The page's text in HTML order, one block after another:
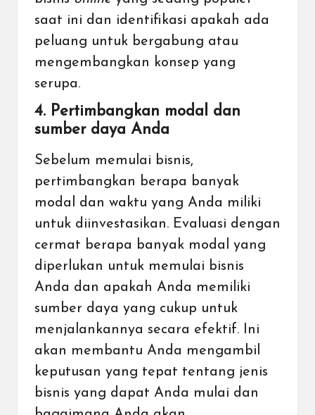
saat ini dan identifikasi apakah ada
peluang untuk bergabung atau
mengembangkan konsep yang
serupa.
4. Pertimbangkan modal dan
sumber daya Anda
Sebelum memulai bisnis,
pertimbangkan berapa banyak
modal dan waktu yang Anda miliki
untuk diinvestasikan. Evaluasi dengan
cermat berapa banyak modal yang
diperlukan untuk memulai bisnis
Anda dan apakah Anda memiliki
sumber daya yang cukup untuk
menjalankannya secara efektif. Ini
akan membantu Anda mengambil
keputusan yang tepat tentang jenis
bisnis yang dapat Anda mulai dan